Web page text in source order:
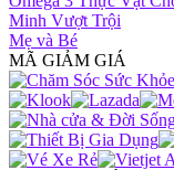
Minh Vượt Trội
Mẹ và Bé
MÃ GIẢM GIÁ